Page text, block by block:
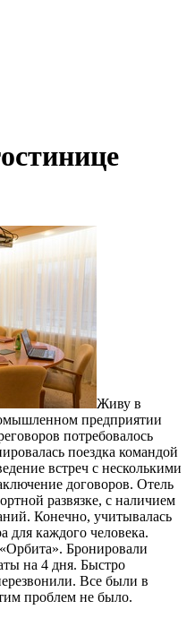
Живу в
предприятии
потребовалось
поездка командой
встреч с несколькими
договоров. Отель
развязке, с наличием
Конечно, учитывалась
для каждого человека.
Бронировали
на 4 дня. Быстро
Все были в
проблем не было.